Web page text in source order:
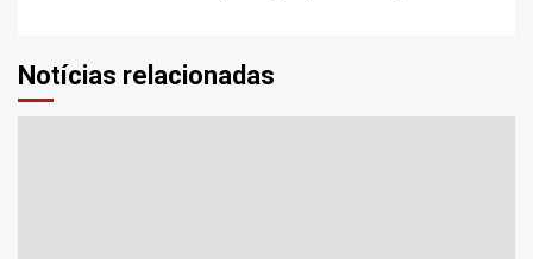
Notícias relacionadas